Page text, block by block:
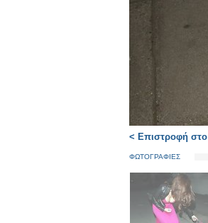
< Επιστροφή
ΦΩΤΟΓΡΑΦΙΕΣ